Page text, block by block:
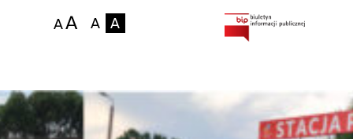
Zakłady
Podaj stan wodomierza